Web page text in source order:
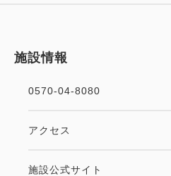
施設情報
0570-04-8080
アクセス
施設公式サイト